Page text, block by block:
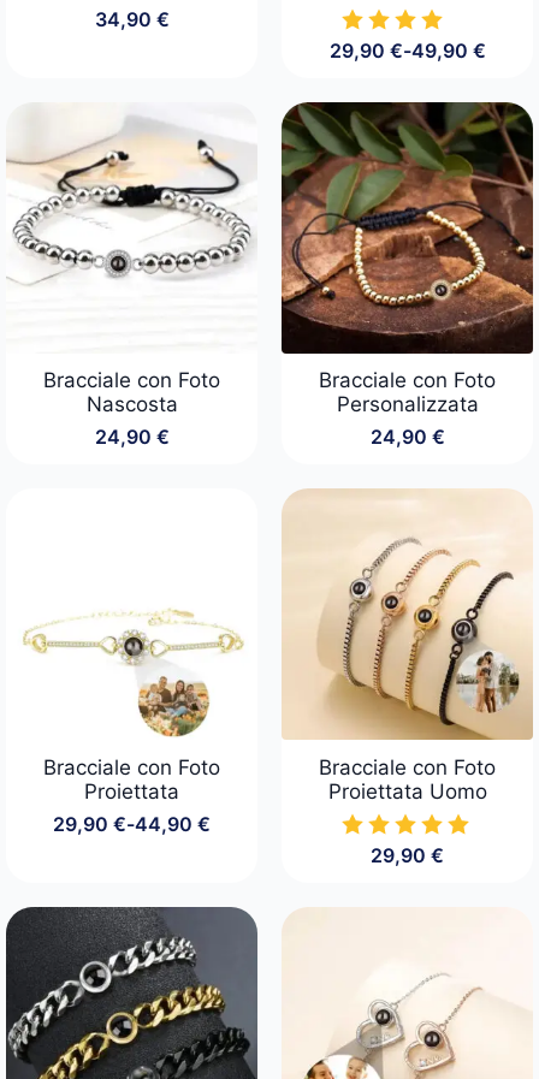
34,90 €
29,90 €-49,90 €
Fascia
prezzo:
da
29,90 €
a
49,90 €
Bracciale con Foto
Nascosta
24,90 €
Bracciale con Foto
Personalizzata
24,90 €
Bracciale con Foto
Proiettata
29,90 €-44,90 €
Fascia
da
29,90 €
a
44,90 €
Bracciale con Foto
Proiettata Uomo
29,90 €